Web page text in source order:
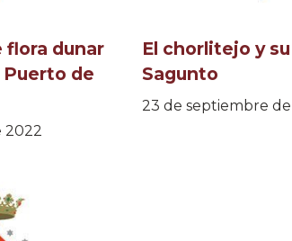
flora dunar
Puerto de
2022
El chorlitejo y
Sagunto
23 de septiembre